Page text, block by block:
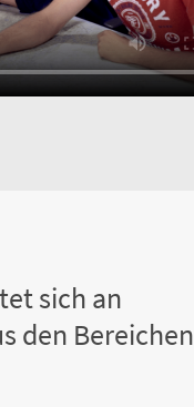
sich an
den Bereichen